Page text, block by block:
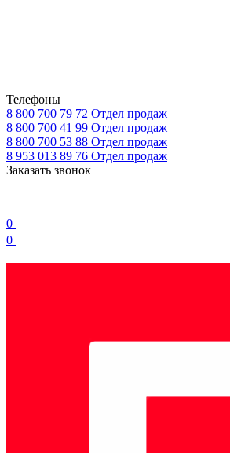
Телефоны
8 800 700 79 72 Отдел продаж
8 800 700 41 99 Отдел продаж
8 800 700 53 88 Отдел продаж
8 953 013 89 76 Отдел продаж
Заказать звонок
0
0